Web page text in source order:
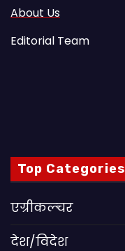
About Us
Editorial Team
Top Categories
एग्रीकल्चर
देश/विदेश